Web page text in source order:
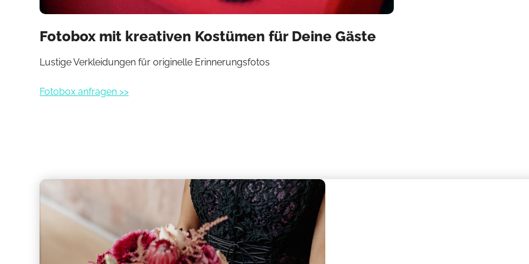
Fotobox mit kreativen Kostümen für Deine Gäste
Lustige Verkleidungen für originelle Erinnerungsfotos
Fotobox anfragen >>